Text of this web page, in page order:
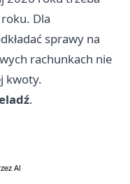
Dla
sprawy na
rachunkach nie
kwoty.
.